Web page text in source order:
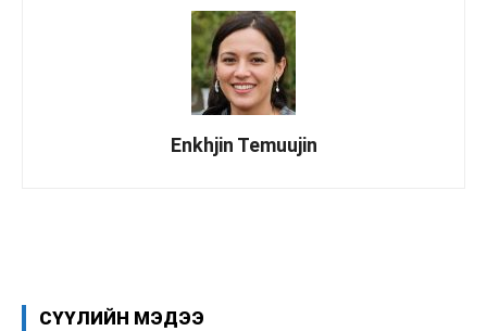
Enkhjin Temuujin
СҮҮЛИЙН МЭДЭЭ